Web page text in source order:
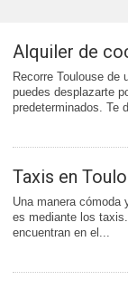
Alquiler de
Recorre Toulouse de
puedes desplazarte
predeterminados. Te
Taxis en
Una manera cómoda
es mediante los
encuentran en el...